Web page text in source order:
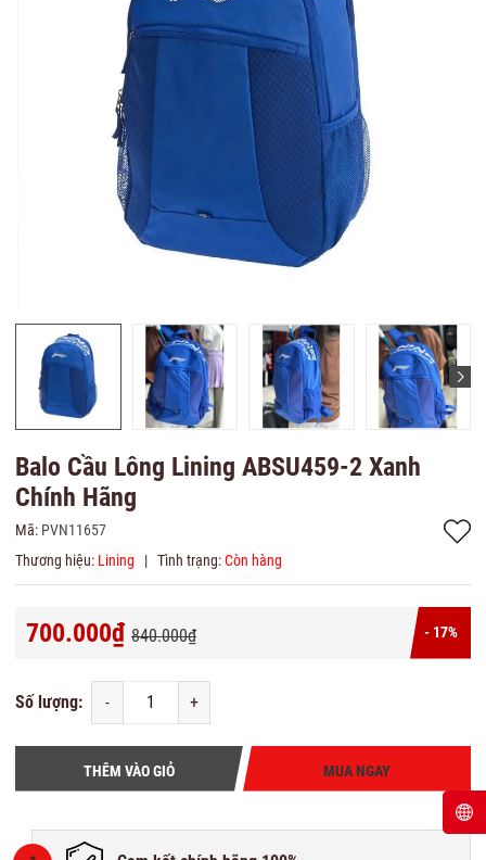
Balo Cầu Lông Lining ABSU459-2 Xanh
Chính Hãng
Mã: PVN11657
Thương hiệu: Lining | Tình trạng:Còn hàng
700.000₫ 840.000₫ - 17%
Số lượng: - +
THÊM VÀO GIỎ MUA NGAY